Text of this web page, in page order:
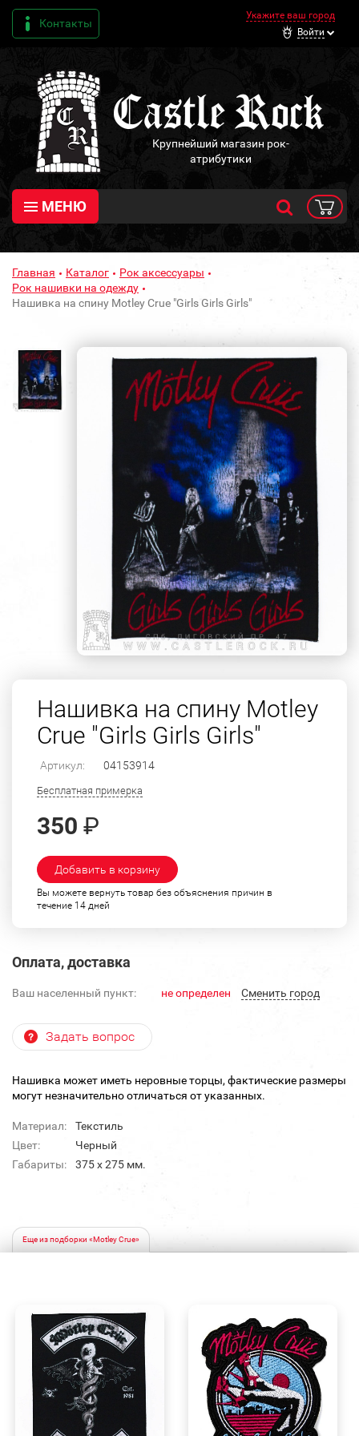
Контакты
Укажите ваш город
Войти
Крупнейший магазин рок-
атрибутики
МЕНЮ
Главная Каталог
Рок аксессуары
Рок нашивки на одежду
Нашивка на спину Motley Crue "Girls Girls Girls"
Нашивка на спину Motley
Crue "Girls Girls Girls"
Артикул: 04153914
Бесплатная примерка
350 ₽
Добавить в корзину
Вы можете вернуть товар без объяснения причин в
течение 14 дней
Оплата, доставка
Ваш населенный пункт: не определен Cменить город
Задать вопрос
Нашивка может иметь неровные торцы, фактические размеры
могут незначительно отличаться от указанных.
Материал:
Текстиль
Цвет:
Черный
Габариты:
375 х 275 мм.
Еще из подборки «Motley Crue»